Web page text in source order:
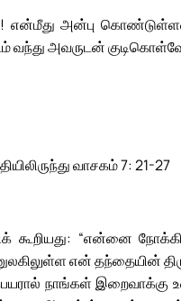
என்மீது அன்பு
வந்து அவருடன்
வாசகம் 7: 21-27
கூறியது: “என்னை
என் தந்தையின்
நாங்கள் இறைவாக்கு